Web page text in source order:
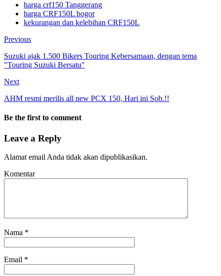
harga crf150 Tanggerang
harga CRF150L bogor
kekurangan dan kelebihan CRF150L
Previous
Suzuki ajak 1.500 Bikers Touring Kebersamaan, dengan tema
"Touring Suzuki Bersatu"
Next
AHM resmi merilis all new PCX 150, Hari ini Sob.!!
Be the first to comment
Leave a Reply
Alamat email Anda tidak akan dipublikasikan.
Komentar
Nama *
Email *